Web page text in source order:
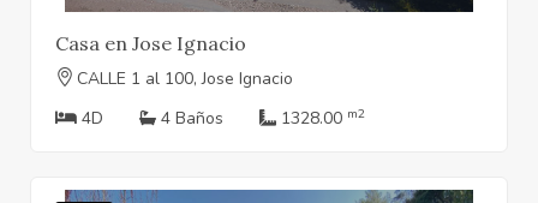
Casa en Jose Ignacio
CALLE 1 al 100, Jose Ignacio
4D
4 Baños 1328.00 m2